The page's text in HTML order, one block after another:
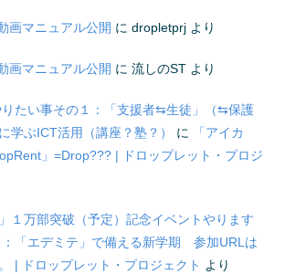
画マニュアル公開 に dropletprj より
画マニュアル公開 に 流しのST より
たい事その１：「支援者⇆生徒」（⇆保護
学ぶICT活用（講座？塾？）
に
「アイカ
」=Drop??? | ドロップレット・プロジ
」１万部突破（予定）記念イベントやります
：「エデミテ」で備える新学期 参加URLは
| ドロップレット・プロジェクト より